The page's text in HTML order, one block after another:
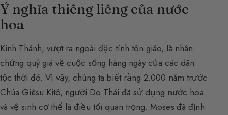
Ý nghĩa thiêng liêng của nước
hoa
Kinh Thánh, vượt ra ngoài đặc tính tôn giáo, là nhân
chứng quý giá về cuộc sống hàng ngày của các dân
tộc thời đó. Vì vậy, chúng ta biết rằng 2.000 năm trước
Chúa Giêsu Kitô, người Do Thái đã sử dụng nước hoa
và vệ sinh cơ thể là điều tối quan trọng. Moses đã định